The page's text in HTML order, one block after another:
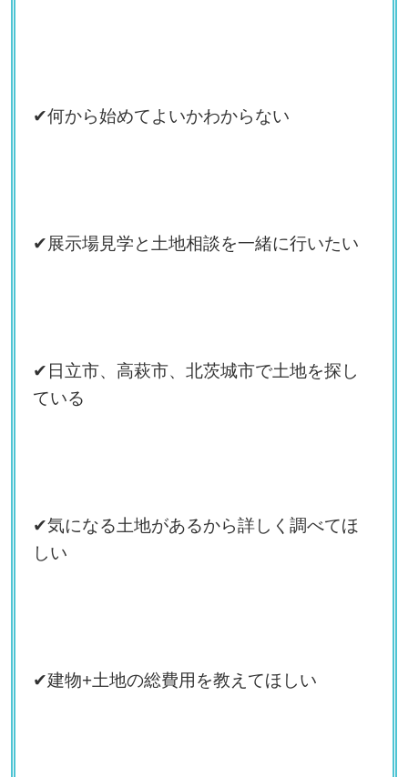
✔何から始めてよいかわからない
✔展示場見学と土地相談を一緒に行いたい
✔日立市、高萩市、北茨城市で土地を探し
ている
✔気になる土地があるから詳しく調べてほ
しい
✔建物+土地の総費用を教えてほしい